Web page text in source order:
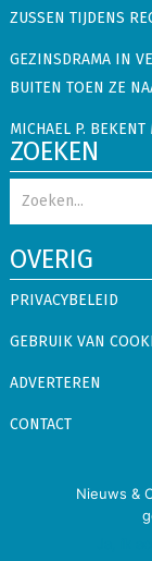
ZUSSEN TIJDENS
GEZINSDRAMA IN
BUITEN TOEN ZE
MICHAEL P.
ZOEKEN
OVERIG
PRIVACYBELEID
GEBRUIK VAN
ADVERTEREN
CONTACT
Nieuws & Co
Binnenland
Nieuws &